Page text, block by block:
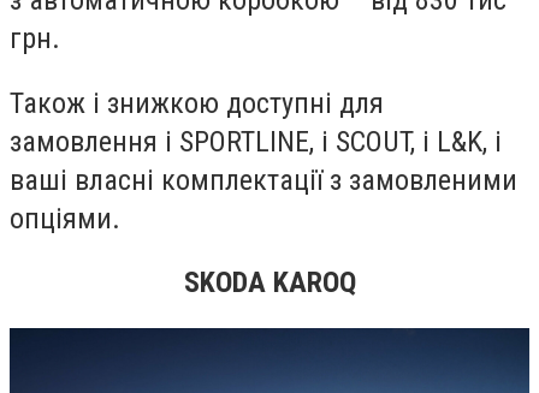
грн.
Також і знижкою доступні для
замовлення і SPORTLINE, і SCOUT, i L&K, і
ваші власні комплектації з замовленими
опціями.
SKODAKAROQ